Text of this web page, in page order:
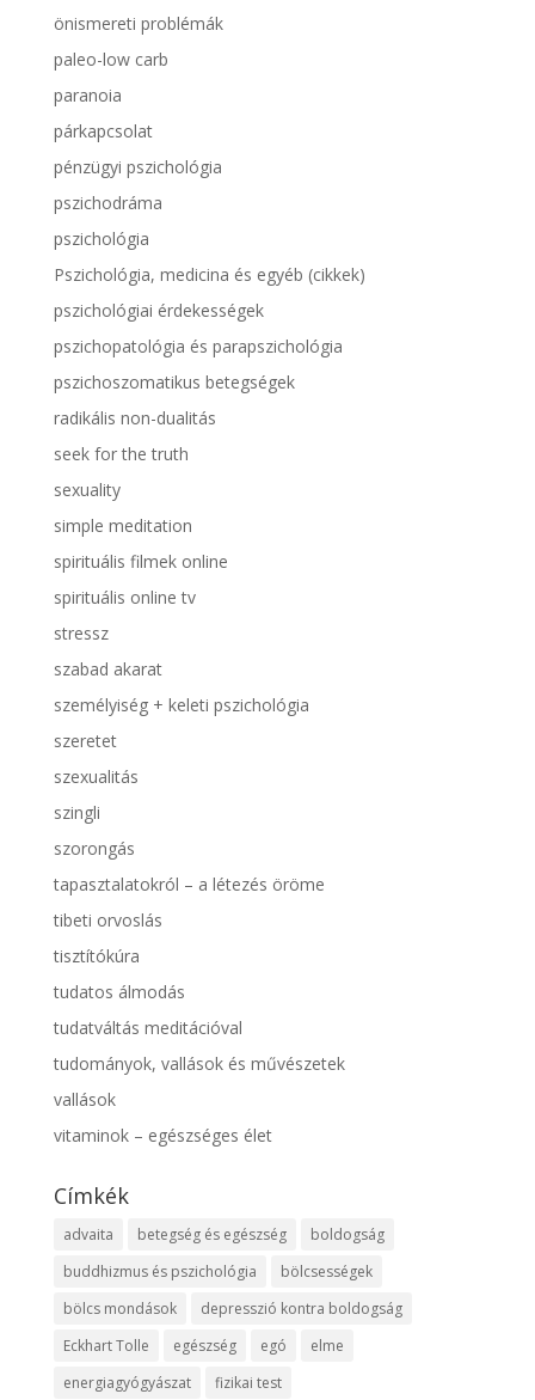
önismereti problémák
paleo-low carb
paranoia
párkapcsolat
pénzügyi pszichológia
pszichodráma
pszichológia
Pszichológia, medicina és egyéb (cikkek)
pszichológiai érdekességek
pszichopatológia és parapszichológia
pszichoszomatikus betegségek
radikális non-dualitás
seek for the truth
sexuality
simple meditation
spirituális filmek online
spirituális online tv
stressz
szabad akarat
személyiség + keleti pszichológia
szeretet
szexualitás
szingli
szorongás
tapasztalatokról – a létezés öröme
tibeti orvoslás
tisztítókúra
tudatos álmodás
tudatváltás meditációval
tudományok, vallások és művészetek
vallások
vitaminok – egészséges élet
Címkék
advaita betegség és egészség
boldogság
buddhizmus és pszichológia
bölcsességek
bölcs mondások
depresszió kontra boldogság
Eckhart Tolle
egészség egó
elme
energiagyógyászat
fizikai test